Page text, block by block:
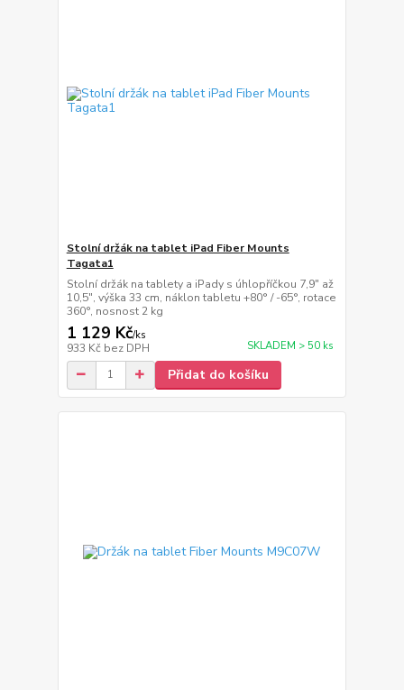
Stolní držák na tablet iPad Fiber Mounts
Tagata1
Stolní držák na tablety a iPady s úhlopříčkou 7,9" až
10,5", výška 33 cm, náklon tabletu +80° / -65°, rotace
360°, nosnost 2 kg
1 129 Kč/ks
933 Kč bez DPH SKLADEM > 50 ks
Přidat do košíku